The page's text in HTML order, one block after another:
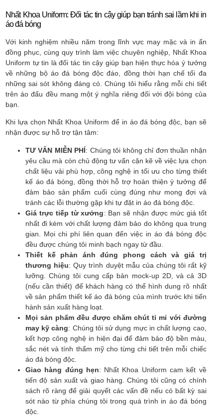
Nhất Khoa Uniform: Đối tác tin cậy giúp bạn tránh sai lầm khi in
áo đá bóng
Với kinh nghiệm nhiều năm trong lĩnh vực may mặc và in ấn
đồng phục, cùng quy trình làm việc chuyên nghiệp, Nhất Khoa
Uniform tự tin là đối tác tin cậy giúp bạn hiện thực hóa ý tưởng
về những bộ áo đá bóng độc đáo, đồng thời hạn chế tối đa
những sai sót không đáng có. Chúng tôi hiểu rằng mỗi chi tiết
trên áo đấu đều mang một ý nghĩa riêng đối với đội bóng của
bạn.
Khi lựa chọn Nhất Khoa Uniform để in áo đá bóng độc, bạn sẽ
nhận được sự hỗ trợ tận tâm:
TƯ VẤN MIỄN PHÍ: Chúng tôi không chỉ đơn thuần nhận
yêu cầu mà còn chủ động tư vấn cặn kẽ về việc lựa chọn
chất liệu vải phù hợp, công nghệ in tối ưu cho từng thiết
kế áo đá bóng, đồng thời hỗ trợ hoàn thiện ý tưởng để
đảm bảo sản phẩm cuối cùng đúng như mong đợi và
tránh các lỗi thường gặp khi tự đặt in áo đá bóng độc.
Giá trực tiếp từ xưởng: Bạn sẽ nhận được mức giá tốt
nhất đi kèm với chất lượng đảm bảo do không qua trung
gian. Mọi chi phí liên quan đến việc in áo đá bóng độc
đều được chúng tôi minh bạch ngay từ đầu.
Thiết kế phản ánh đúng phong cách và giá trị
thương hiệu: Quy trình duyệt mẫu của chúng tôi rất kỹ
lưỡng. Chúng tôi cung cấp bản mock-up 2D, và cả 3D
(nếu cần thiết) để khách hàng có thể hình dung rõ nhất
về sản phẩm thiết kế áo đá bóng của mình trước khi tiến
hành sản xuất hàng loạt.
Mọi sản phẩm đều được chăm chút tỉ mỉ với đường
may kỹ càng: Chúng tôi sử dụng mực in chất lượng cao,
kết hợp công nghệ in hiện đại để đảm bảo độ bền màu,
sắc nét và tính thẩm mỹ cho từng chi tiết trên mỗi chiếc
áo đá bóng độc.
Giao hàng đúng hẹn: Nhất Khoa Uniform cam kết về
tiến độ sản xuất và giao hàng. Chúng tôi cũng có chính
sách rõ ràng để giải quyết các vấn đề nếu có bất kỳ sai
sót nào từ phía chúng tôi trong quá trình in áo đá bóng
độc.